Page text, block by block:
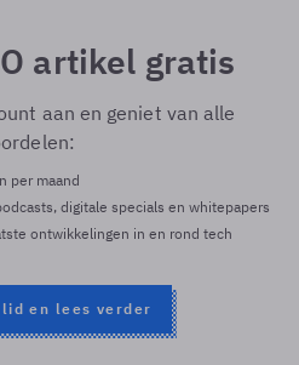
artikel gratis
aan en geniet van alle
per maand
digitale specials en whitepapers
ontwikkelingen in en rond tech
en lees verder